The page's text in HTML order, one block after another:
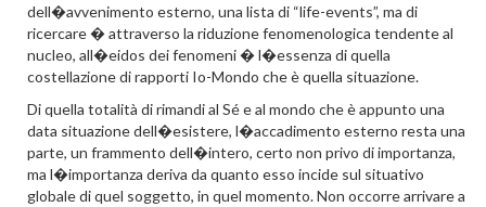
dell�avvenimento esterno, una lista di “life-events”, ma di
ricercare � attraverso la riduzione fenomenologica tendente al
nucleo, all�eidos dei fenomeni � l�essenza di quella
costellazione di rapporti Io-Mondo che è quella situazione.
Di quella totalità di rimandi al Sé e al mondo che è appunto una
data situazione dell�esistere, l�accadimento esterno resta una
parte, un frammento dell�intero, certo non privo di importanza,
ma l�importanza deriva da quanto esso incide sul situativo
globale di quel soggetto, in quel momento. Non occorre arrivare a